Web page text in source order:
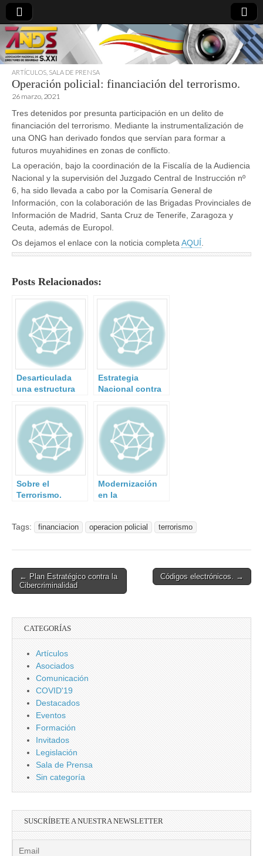
directoresdeseguridad.es
ARTÍCULOS SALA DE PRENSA
Operación policial: financiación del terrorismo.
26 marzo, 2021
Tres detenidos por presunta participación en un delito de
financiación del terrorismo. Mediante la instrumentalización de
una ONG han derivado fondos que servían para formar a
futuros muyahidines en zonas de conflicto.
La operación, bajo la coordinación de la Fiscalía de la Audiencia
Nacional y la supervisión del Juzgado Central de Instrucción nº
6, ha sido llevada a cabo por la Comisaría General de
Información, con la colaboración de las Brigadas Provinciales de
Información de Madrid, Santa Cruz de Tenerife, Zaragoza y
Ceuta, además de Europol.
Os dejamos el enlace con la noticia completa AQUÍ
Posts Relacionados:
Desarticulada
una estructura
dedicada al
reclutamiento de
yihadistas.
Estrategia
Nacional contra
Sobre el
Terrorismo.
Modernización
en la
Tags:
financiacion operacion policial terrorismo
Post
navigation
← Plan Estratégico contra la
Cibercriminalidad
Códigos electrónicos. →
CATEGORÍAS
Artículos
Asociados
Comunicación
COVID'19
Destacados
Eventos
Formación
Invitados
Legislación
Sala de Prensa
Sin categoría
SUSCRÍBETE A NUESTRA NEWSLETTER